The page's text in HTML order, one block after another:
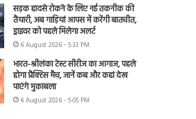
सड़क हादसे रोकने के लिए नई तकनीक की
तैयारी, अब गाड़ियां आपस में करेंगी बातचीत,
ड्राइवर को पहले मिलेगा अलर्ट
6 August 2026 - 5:33 PM
भारत-श्रीलंका टेस्ट सीरीज का आगाज, पहले
होगा प्रैक्टिस मैच, जानें कब और कहां देख
पाएंगे मुकाबला
6 August 2026 - 5:05 PM